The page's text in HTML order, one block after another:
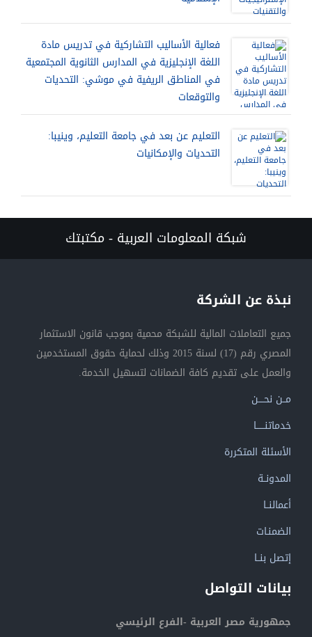
فعالية الأساليب التشاركية في تدريس مادة
اللغة الإنجليزية في المدارس الثانوية المجتمعية
في المناطق الريفية في موشي: التحديات
والتوقعات
التعليم عن بعد في جامعة التعليم، وينيبا:
التحديات والإمكانيات
شبكة المعلومات العربية - مكتبتك
نبذة عن الشركة
جميع التعاملات المالية للشبكة محمية بموجب قانون الاستثمار
المصري رقم (17) لسنة 2015 وذلك لحماية حقوق المستخدمين
والعمل على تقديم كافة الضمانات لتسهيل الخدمة.
مــن نحــــن
خدماتنــــــا
الأسئلة المتكررة
المدونــة
أعمالنــا
الضمنـات
إتصل بنــا
بيانات التواصل
جمهورية مصر العربية -الفرع الرئيسي